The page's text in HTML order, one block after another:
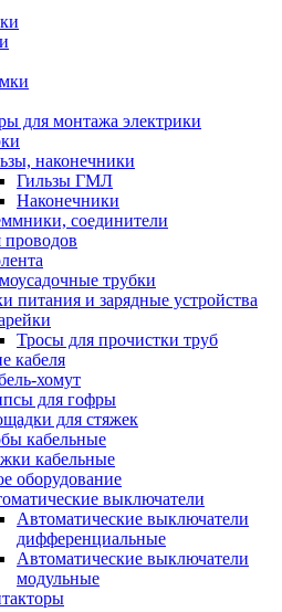
для монтажа электрики
наконечники
Гильзы ГМЛ
Наконечники
соединители
проводов
трубки
питания и зарядные устройства
Тросы для прочистки труб
кабеля
хомут
для гофры
для стяжек
кабельные
кабельные
оборудование
выключатели
Автоматические выключатели
дифференциальные
Автоматические выключатели
модульные